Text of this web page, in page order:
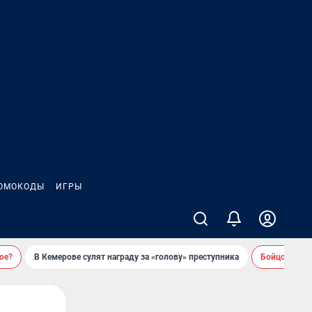
ИГРЫ
В Кемерове сулят награду за «голову» преступника Бойцовский